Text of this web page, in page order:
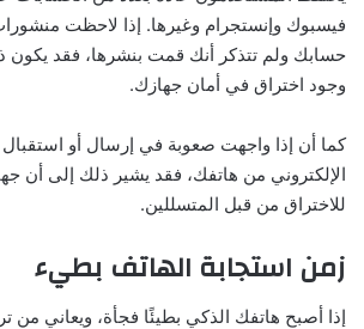
فيسبوك وإنستجرام وغيرها. إذا لاحظت
حسابك ولم تتذكر أنك قمت بنشرها، فقد
وجود اختراق في أمان جهازك.
كما أن إذا واجهت صعوبة في إرسال أو استقبال
الإلكتروني من هاتفك، فقد يشير ذلك إلى أن
للاختراق من قبل المتسللين.
زمن استجابة الهاتف بطيء
إذا أصبح هاتفك الذكي بطيئًا فجأة، ويعاني من